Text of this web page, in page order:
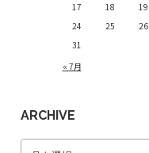
« 7月
17
18 19
24
25 26
31
ARCHIVE